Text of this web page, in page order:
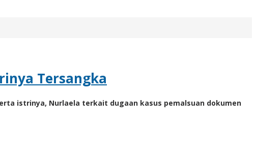
Tersangka
istrinya, Nurlaela terkait dugaan kasus pemalsuan dokumen